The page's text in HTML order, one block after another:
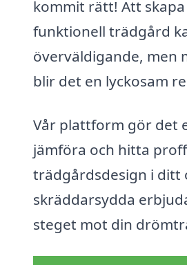
kommit rätt! Att
funktionell trädgård
överväldigande, men
blir det en lyckosam
Vår plattform gör det
jämföra och hitta
trädgårdsdesign i ditt
skräddarsydda
steget mot din